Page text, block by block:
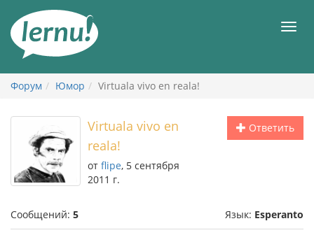
содержанию
Форум Юмор Virtuala vivo en reala!
Ответить
Virtuala vivo en
reala!
от flipe, 5 сентября
2011 г.
Сообщений: 5 Язык: Esperanto